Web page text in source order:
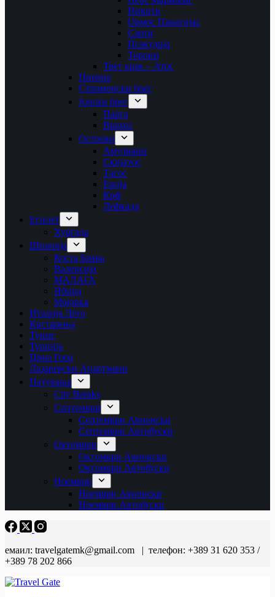
Никити
Ормос Панагијас
Сарти
Псакудија
Торони
Трет крак – Атос
Пиериа
Стримонски брег
Јонски брег
Парга
Врахос
Острови
Амулиани
Скијатос
Тасос
Евија
Крф
Лефкада
Египет
Хургада
Шпанија
Коста Брава
Валенсија
МАЛАГА
Ибица
Мајорка
Италија Лето
Крстарења
Тунис
Турција
Црна Гора
Лазаревски Апартмани
Патувања
City Breaks
Септември
Септември Авионски
Септември Автобуски
Октомври
Октомври Авионски
Октомври Автобуски
Ноември
Ноември Авионски
Ноември Автобуски
емаил: travelgatemk@gmail.com | телефон: +389 31 620 353 /
+389 78 202 866